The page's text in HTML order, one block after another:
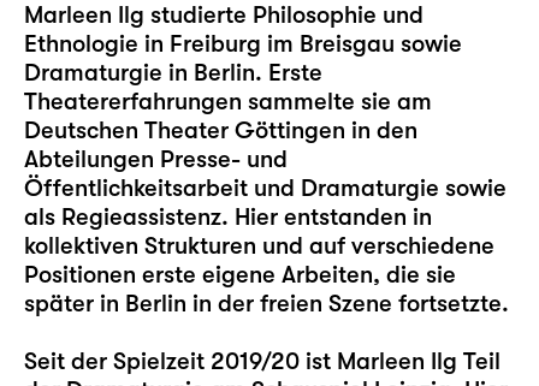
Marleen Ilg studierte Philosophie und
Ethnologie in Freiburg im Breisgau sowie
Dramaturgie in Berlin. Erste
Theatererfahrungen sammelte sie am
Deutschen Theater Göttingen in den
Abteilungen Presse- und
Öffentlichkeitsarbeit und Dramaturgie sowie
als Regieassistenz. Hier entstanden in
kollektiven Strukturen und auf verschiedene
Positionen erste eigene Arbeiten, die sie
später in Berlin in der freien Szene fortsetzte.
Seit der Spielzeit 2019/20 ist Marleen Ilg Teil